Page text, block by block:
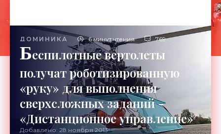
ДОМИНИКА 6 минут чтения 769
Беспилотные вертолеты
получат роботизированную
«руку» для выполнения
сверхсложных заданий -
«Дистанционное управление»
Добавлено: 28 ноября 2013